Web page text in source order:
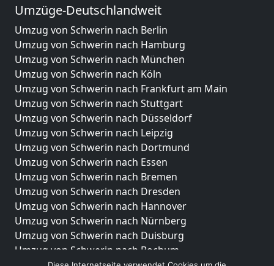
Umzüge-Deutschlandweit
Umzug von Schwerin nach Berlin
Umzug von Schwerin nach Hamburg
Umzug von Schwerin nach München
Umzug von Schwerin nach Köln
Umzug von Schwerin nach Frankfurt am Main
Umzug von Schwerin nach Stuttgart
Umzug von Schwerin nach Düsseldorf
Umzug von Schwerin nach Leipzig
Umzug von Schwerin nach Dortmund
Umzug von Schwerin nach Essen
Umzug von Schwerin nach Bremen
Umzug von Schwerin nach Dresden
Umzug von Schwerin nach Hannover
Umzug von Schwerin nach Nürnberg
Umzug von Schwerin nach Duisburg
Umzug von Schwerin nach Bochum